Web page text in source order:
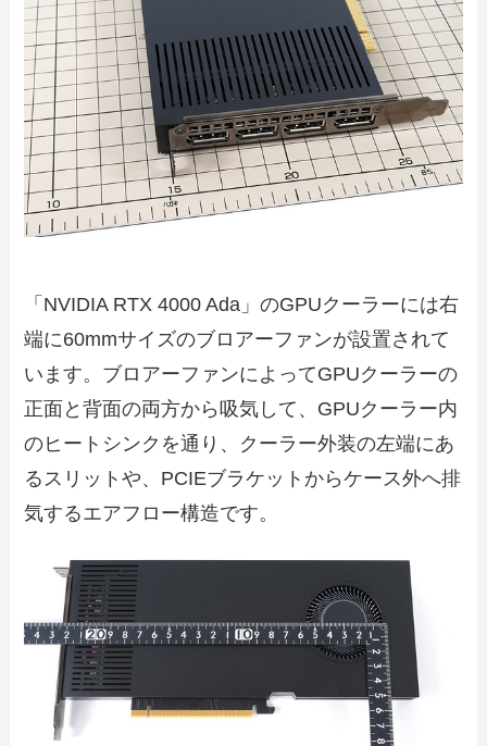
「NVIDIA RTX 4000 Ada」のGPUクーラーには右
端に60mmサイズのブロアーファンが設置されて
います。ブロアーファンによってGPUクーラーの
正面と背面の両方から吸気して、GPUクーラー内
のヒートシンクを通り、クーラー外装の左端にあ
るスリットや、PCIEブラケットからケース外へ排
気するエアフロー構造です。